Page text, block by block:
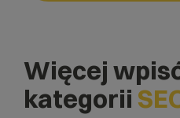
Więcej
kategorii